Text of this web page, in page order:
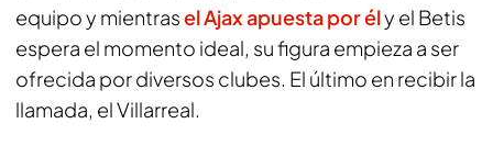
equipo y mientrasel Ajax apuesta por ély el Betis
espera el momento ideal, su figura empieza a ser
ofrecida por diversos clubes. El último en recibir la
llamada, el Villarreal.